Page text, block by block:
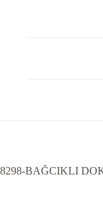
8298-BAĞCIKLI